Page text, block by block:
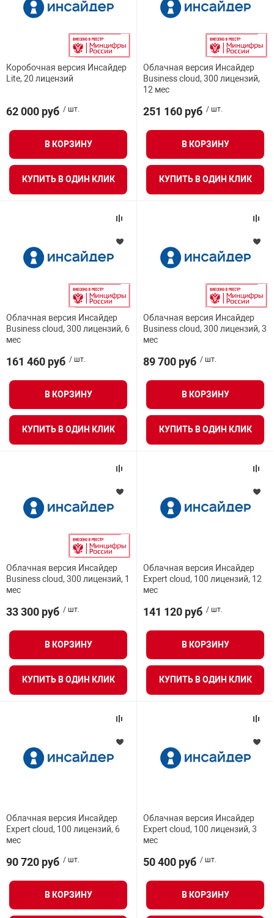
Коробочная версия Инсайдер
Lite, 20 лицензий
62 000 руб / шт.
В КОРЗИНУ
КУПИТЬ В ОДИН КЛИК
Облачная версия Инсайдер
Business cloud, 300 лицензий,
12 мес
251 160 руб / шт.
В КОРЗИНУ
КУПИТЬ В ОДИН КЛИК
Облачная версия Инсайдер
Business cloud, 300 лицензий, 6
мес
161 460 руб / шт.
В КОРЗИНУ
КУПИТЬ В ОДИН КЛИК
Облачная версия Инсайдер
Business cloud, 300 лицензий, 3
мес
89 700 руб / шт.
В КОРЗИНУ
КУПИТЬ В ОДИН КЛИК
Облачная версия Инсайдер
Business cloud, 300 лицензий, 1
мес
33 300 руб / шт.
В КОРЗИНУ
КУПИТЬ В ОДИН КЛИК
Облачная версия Инсайдер
Expert cloud, 100 лицензий, 12
мес
141 120 руб / шт.
В КОРЗИНУ
КУПИТЬ В ОДИН КЛИК
Облачная версия Инсайдер
Expert cloud, 100 лицензий, 6
мес
90 720 руб / шт.
В КОРЗИНУ
Облачная версия Инсайдер
Expert cloud, 100 лицензий, 3
мес
50 400 руб / шт.
В КОРЗИНУ